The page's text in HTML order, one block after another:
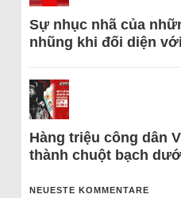
Sự nhục nhã của
nhũng khi đối diện
Hàng triệu công dân
thành chuột bạch
NEUESTE KOMMENTARE